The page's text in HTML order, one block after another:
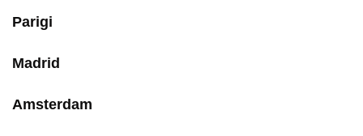
Parigi
Madrid
Amsterdam